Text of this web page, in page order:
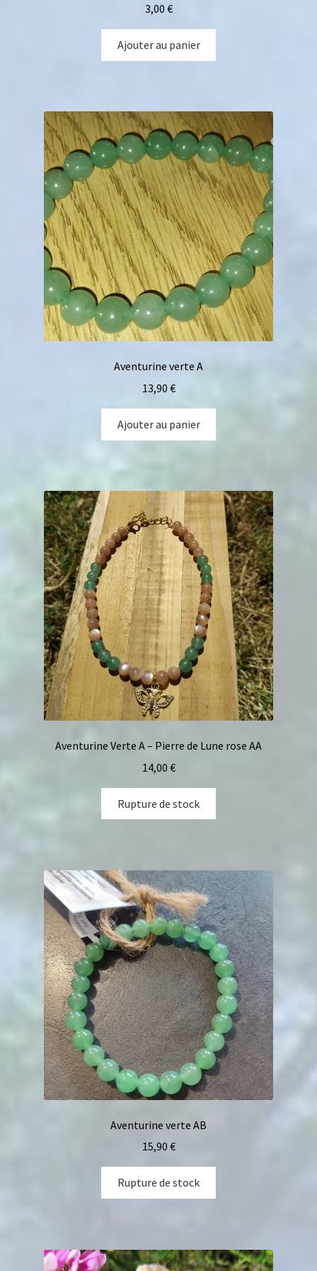
3,00 €
Ajouter au panier
Aventurine verte A
13,90 €
Ajouter au panier
Aventurine Verte A – Pierre de Lune rose AA
14,00 €
Rupture de stock
Aventurine verte AB
15,90 €
Rupture de stock